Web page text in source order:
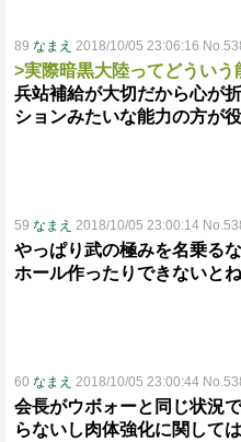
89 なまえ 2018/10/05 23:06:16
>実際暗黒大陸ってどうい
兵站補給が大切だから心が
ションみたいな能力の方が
59 なまえ 2018/10/05 23:00:14
やっぱり武の極みを名乗る
ホール作ったりできないとね
60 なまえ 2018/10/05 23:00:44
会長がウボォーと同じ状況
らないし肉体強化に関して